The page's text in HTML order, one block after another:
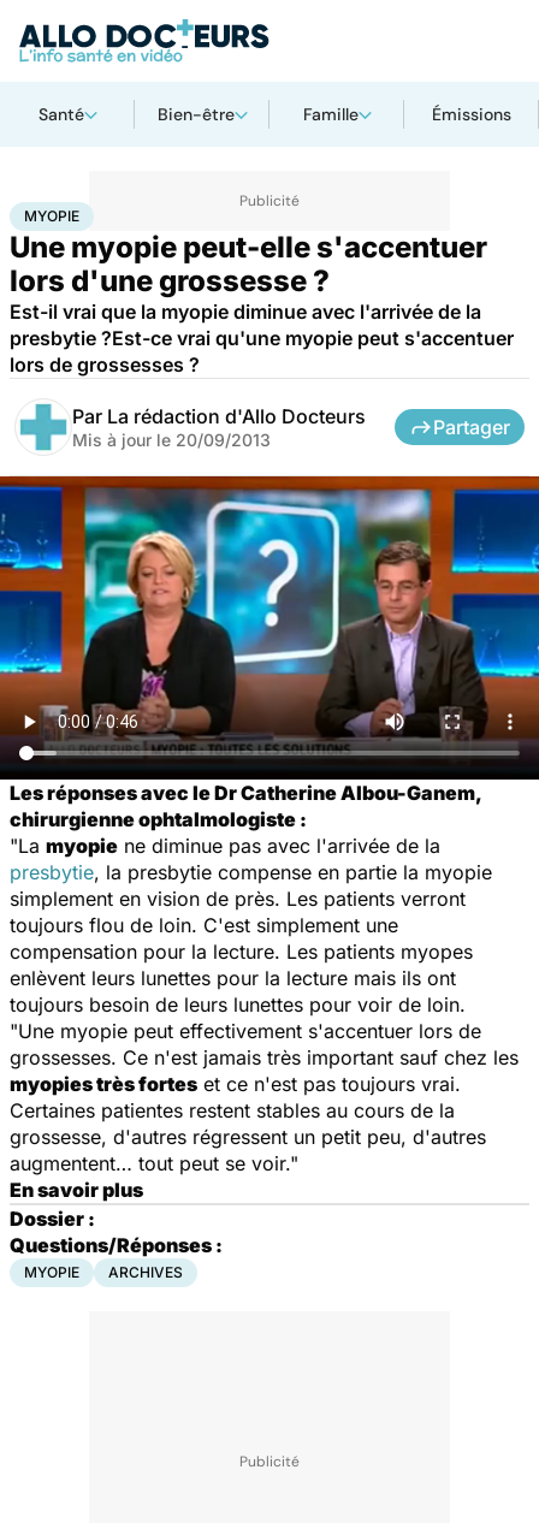
Santé Bien-être Famille Émissions
AccueilSanté
MYOPIE
Une myopie peut-elle s'accentuer
lors d'une grossesse ?
Est-il vrai que la myopie diminue avec l'arrivée de la
presbytie ?Est-ce vrai qu'une myopie peut s'accentuer
lors de grossesses ?
Par La rédaction d'Allo Docteurs
Mis à jour le 20/09/2013
Partager
Les réponses avec le Dr Catherine Albou-Ganem,
chirurgienne ophtalmologiste :
"La myopie ne diminue pas avec l'arrivée de la
presbytie, la presbytie compense en partie la myopie
simplement en vision de près. Les patients verront
toujours flou de loin. C'est simplement une
compensation pour la lecture. Les patients myopes
enlèvent leurs lunettes pour la lecture mais ils ont
toujours besoin de leurs lunettes pour voir de loin.
"Une myopie peut effectivement s'accentuer lors de
grossesses. Ce n'est jamais très important sauf chez les
myopies très fortes et ce n'est pas toujours vrai.
Certaines patientes restent stables au cours de la
grossesse, d'autres régressent un petit peu, d'autres
augmentent… tout peut se voir."
En savoir plus
Dossier :
Questions/Réponses :
MYOPIE ARCHIVES